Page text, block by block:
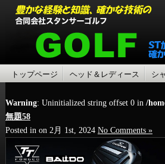
トップページ ヘッド＆レディース シ
Warning: Uninitialized string offset 0 in /
無題58
Posted in on 2月 1st, 2024 No Comments »